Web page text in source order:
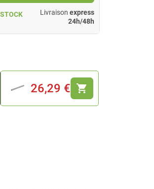
Livraison express
24h/48h
26,29 € shopping_cart